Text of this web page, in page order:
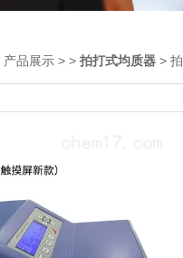
产品展示 > > 拍打式均质器 >